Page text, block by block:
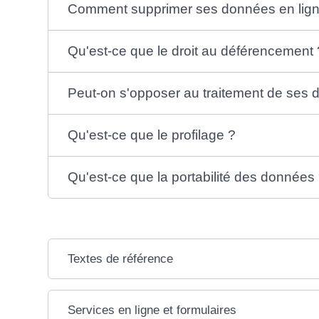
Comment supprimer ses données en
Qu'est-ce que le droit au déférencement
Peut-on s'opposer au traitement de ses
Qu'est-ce que le profilage ?
Qu'est-ce que la portabilité des données
Textes de référence
Services en ligne et formulaires